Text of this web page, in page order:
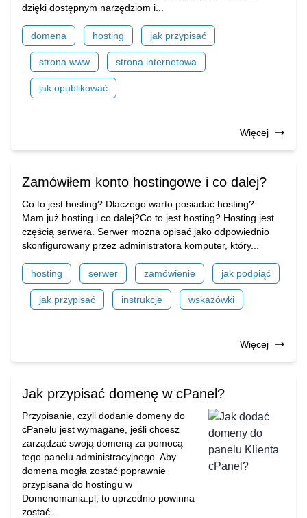
dzięki dostępnym narzędziom i...
domena hosting jak przypisać
strona www strona internetowa
jak opublikować
Więcej
Zamówiłem konto hostingowe i co dalej?
Co to jest hosting? Dlaczego warto posiadać hosting?
Mam już hosting i co dalej?Co to jest hosting? Hosting jest
częścią serwera. Serwer można opisać jako odpowiednio
skonfigurowany przez administratora komputer, który...
hosting serwer zamówienie jak podpiąć
jak przypisać instrukcje wskazówki
Więcej
Jak przypisać domenę w cPanel?
Przypisanie, czyli dodanie domeny do
cPanelu jest wymagane, jeśli chcesz
zarządzać swoją domeną za pomocą
tego panelu administracyjnego. Aby
domena mogła zostać poprawnie
przypisana do hostingu w
Domenomania.pl, to uprzednio powinna
zostać...